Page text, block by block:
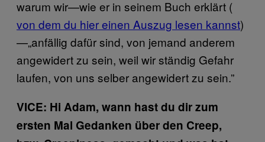
warum wir—wie er in seinem Buch erklärt (
von dem du hier einen Auszug lesen kannst)
—„anfällig dafür sind, von jemand anderem
angewidert zu sein, weil wir ständig Gefahr
laufen, von uns selber angewidert zu sein.”
VICE: Hi Adam, wann hast du dir zum
ersten Mal Gedanken über den Creep,